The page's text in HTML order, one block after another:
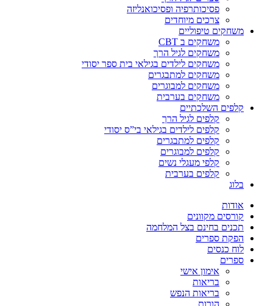
פסיכותרפיה ופסיכואנליזה
צרכים מיוחדים
משחקים טיפוליים
משחקים ב CBT
משחקים לגיל הרך
משחקים לילדים בגילאי בית ספר יסודי
משחקים למתבגרים
משחקים למבוגרים
משחקים בערבית
קלפים השלכתיים
קלפים לגיל הרך
קלפים לילדים בגילאי בי”ס יסודי
קלפים למתבגרים
קלפים למבוגרים
קלפי מעגלי נשים
קלפים בערבית
בלוג
אודות
קורסים מקוונים
תכנים בחינם בצל המלחמה
הפקת ספרים
לוח כנסים
ספרים
אימון אישי
בריאות
בריאות הנפש
הורות